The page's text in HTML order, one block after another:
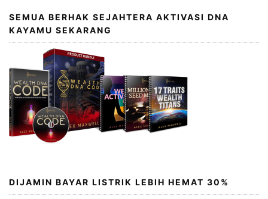
SEMUA BERHAK SEJAHTERA AKTIVASI DNA
KAYAMU SEKARANG
DIJAMIN BAYAR LISTRIK LEBIH HEMAT 30%